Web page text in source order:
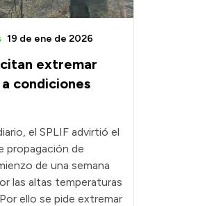
extremar
condiciones
19 de ene de 2026
el SPLIF advirtió el
propagación de
de una semana
las altas temperaturas
ello se pide extremar